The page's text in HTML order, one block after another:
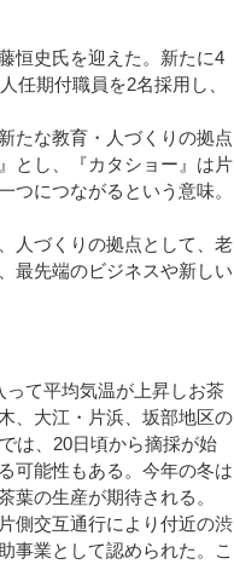
恒史氏を迎えた。新たに4
任期付職員を2名採用し、
たな教育・人づくりの拠点
とし、『カタショー』は片
つにつながるという意味。
人づくりの拠点として、老
最先端のビジネスや新しい
て平均気温が上昇しお茶
、大江・片浜、坂部地区の
は、20日頃から摘採が始
可能性もある。今年の冬は
葉の生産が期待される。
側交互通行により付近の渋
事業として認められた。こ